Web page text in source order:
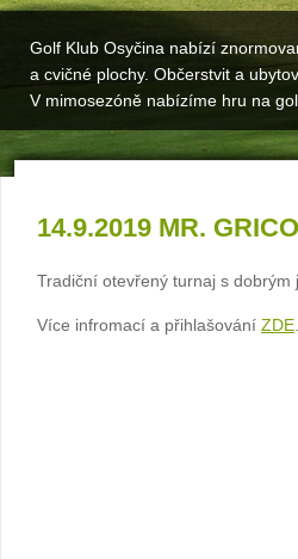
Golf Klub Osyčina nabízí
a cvičné plochy. Občerstvit a
V mimosezóně nabízíme hru na
14.9.2019 MR.
Tradiční otevřený turnaj s
Více infromací a přihlašování ZDE